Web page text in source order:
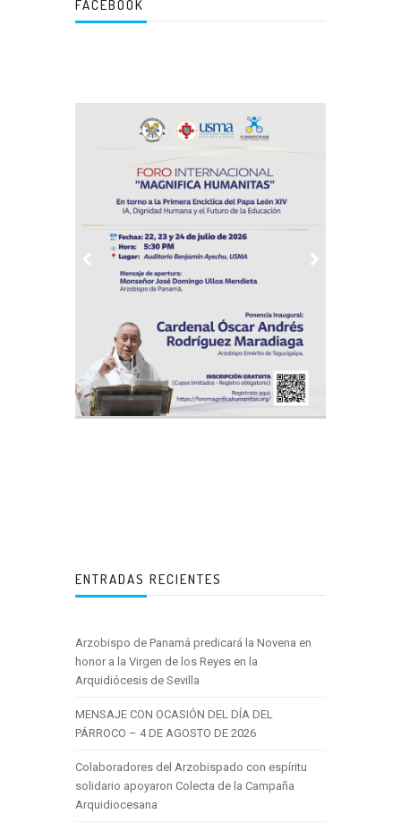
FACEBOOK
ENTRADAS RECIENTES
Arzobispo de Panamá predicará la Novena en
honor a la Virgen de los Reyes en la
Arquidiócesis de Sevilla
MENSAJE CON OCASIÓN DEL DÍA DEL
PÁRROCO – 4 DE AGOSTO DE 2026
Colaboradores del Arzobispado con espíritu
solidario apoyaron Colecta de la Campaña
Arquidiocesana